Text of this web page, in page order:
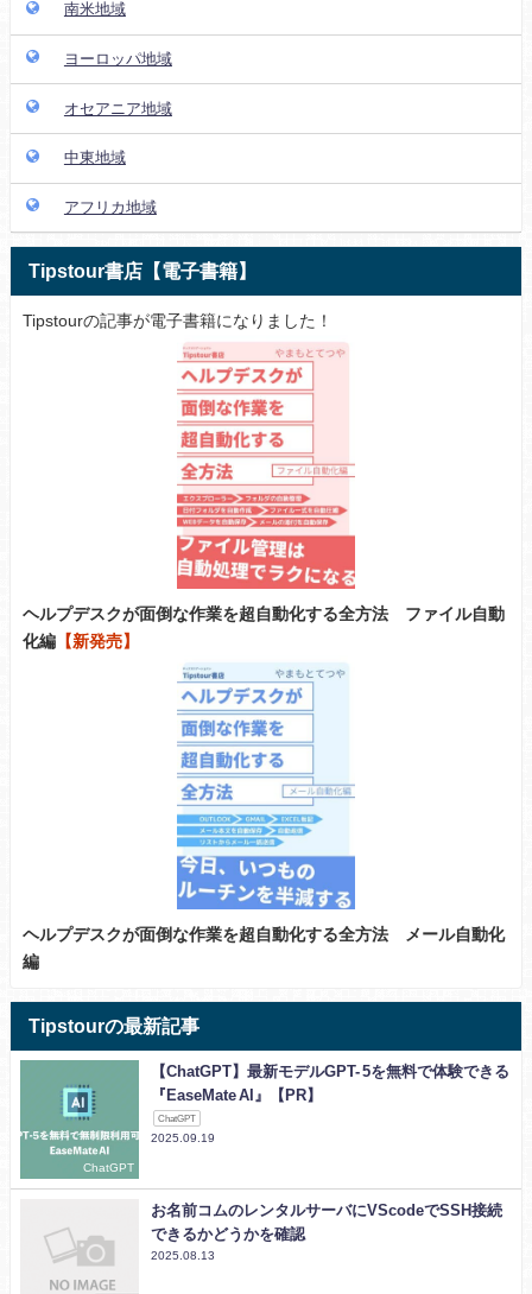
南米地域
ヨーロッパ地域
オセアニア地域
中東地域
アフリカ地域
Tipstour書店【電子書籍】
Tipstourの記事が電子書籍になりました！
ヘルプデスクが面倒な作業を超自動化する全方法 ファイル自動
化編 【新発売】
ヘルプデスクが面倒な作業を超自動化する全方法 メール自動化
編
Tipstourの最新記事
ChatGPT
【ChatGPT】最新モデルGPT- 5を無料で体験できる
『EaseMate AI』【PR】
ChatGPT
2025.09.19
お名前コムのレンタルサーバにVScodeでSSH接続
できるかどうかを確認
2025.08.13